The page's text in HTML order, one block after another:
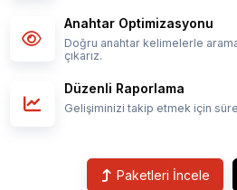
Anahtar Optimizasyonu
Doğru anahtar kelimelerle
çıkarız.
Düzenli Raporlama
Gelişiminizi takip etmek için
Paketleri İncele